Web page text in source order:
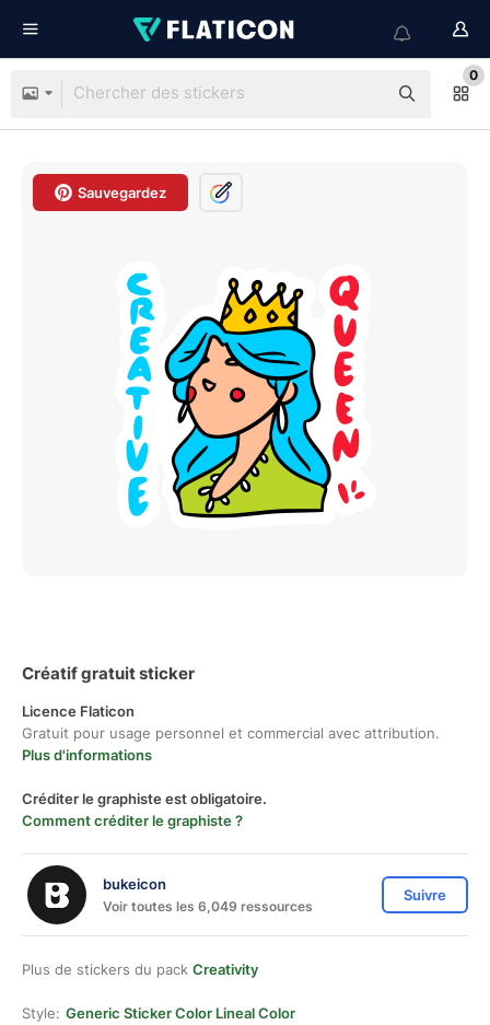
0
Sauvegardez
Créatif gratuit sticker
Licence Flaticon
Gratuit pour usage personnel et commercial avec attribution.
Plus d'informations
Créditer le graphiste est obligatoire.
Comment créditer le graphiste ?
bukeicon
Voir toutes les 6,049 ressources
Suivre
Plus de stickers du pack Creativity
Style: Generic Sticker Color Lineal Color